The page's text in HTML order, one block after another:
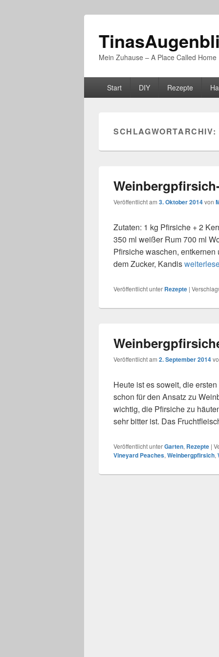
Mein Zuhause – A Place Called Home
PrimäresStart DIY Rezepte
SCHLAGWORTARCHIV:
Veröffentlicht am 3. Oktober 2014von
Zutaten: 1 kg Pfirsiche + 2
350 ml weißer Rum 700 ml
Pfirsiche waschen,
dem Zucker, Kandis
Veröffentlicht unter Rezepte |
Veröffentlicht am 2. September 2014
Heute ist es soweit, die
schon für den Ansatz zu
wichtig, die Pfirsiche zu
sehr bitter ist. Das
Veröffentlicht unterGarten, Rezepte |
Vineyard Peaches, Weinbergpfirsich,